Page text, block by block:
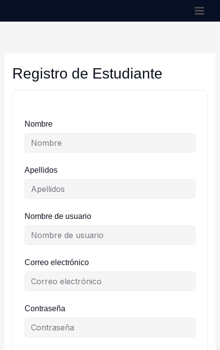
Registro de Estudiante
Nombre
Apellidos
Nombre de usuario
Correo electrónico
Contraseña